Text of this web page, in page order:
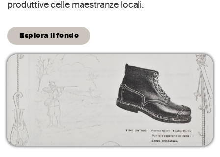
produttive delle maestranze locali.
Esplora il fondo